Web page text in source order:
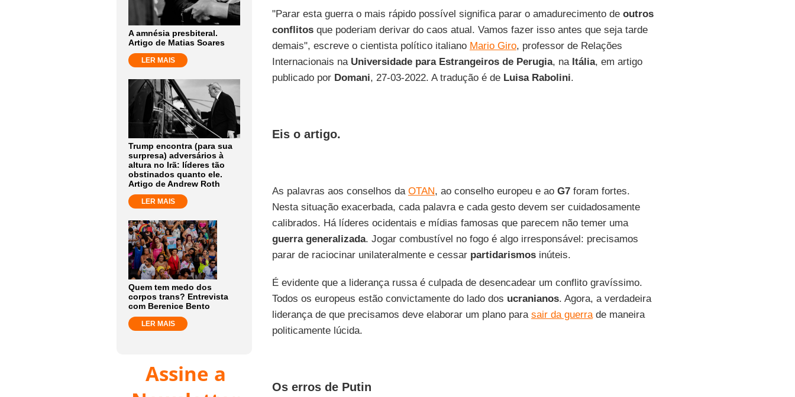
A amnésia presbiteral.
Artigo de Matias Soares
LER MAIS
Trump encontra (para sua
surpresa) adversários à
altura no Irã: líderes tão
obstinados quanto ele.
Artigo de Andrew Roth
LER MAIS
Quem tem medo dos
corpos trans? Entrevista
com Berenice Bento
LER MAIS
Assine a
"Parar esta guerra o mais rápido possível significa parar o amadurecimento de outros
conflitosque poderiam derivar do caos atual. Vamos fazer isso antes que seja tarde
demais", escreve o cientista político italiano Mario Giro, professor de Relações
Internacionais na Universidade para Estrangeiros de Perugia, na Itália, em artigo
publicado por Domani, 27-03-2022. A tradução é de Luisa Rabolini.
Eis o artigo.
As palavras aos conselhos da OTAN, ao conselho europeu e ao G7foram fortes.
Nesta situação exacerbada, cada palavra e cada gesto devem ser cuidadosamente
calibrados. Há líderes ocidentais e mídias famosas que parecem não temer uma
guerra generalizada. Jogar combustível no fogo é algo irresponsável: precisamos
parar de raciocinar unilateralmente e cessar partidarismosinúteis.
É evidente que a liderança russa é culpada de desencadear um conflito gravíssimo.
Todos os europeus estão convictamente do lado dos ucranianos. Agora, a verdadeira
liderança de que precisamos deve elaborar um plano para sair da guerrade maneira
politicamente lúcida.
Os erros de Putin